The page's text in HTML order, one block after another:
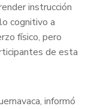
instrucción
cognitivo a
físico, pero
de esta
informó